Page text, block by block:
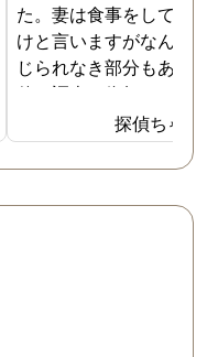
た。妻は食事をしている
けと言いますがなんとも
じられなき部分もあり、
偵に調査を依頼しました
妻は定期的に男友達と食
に出かけているため、調
日は簡単に決めることが
果、妻が男友達と食事だ
探偵ちゃん